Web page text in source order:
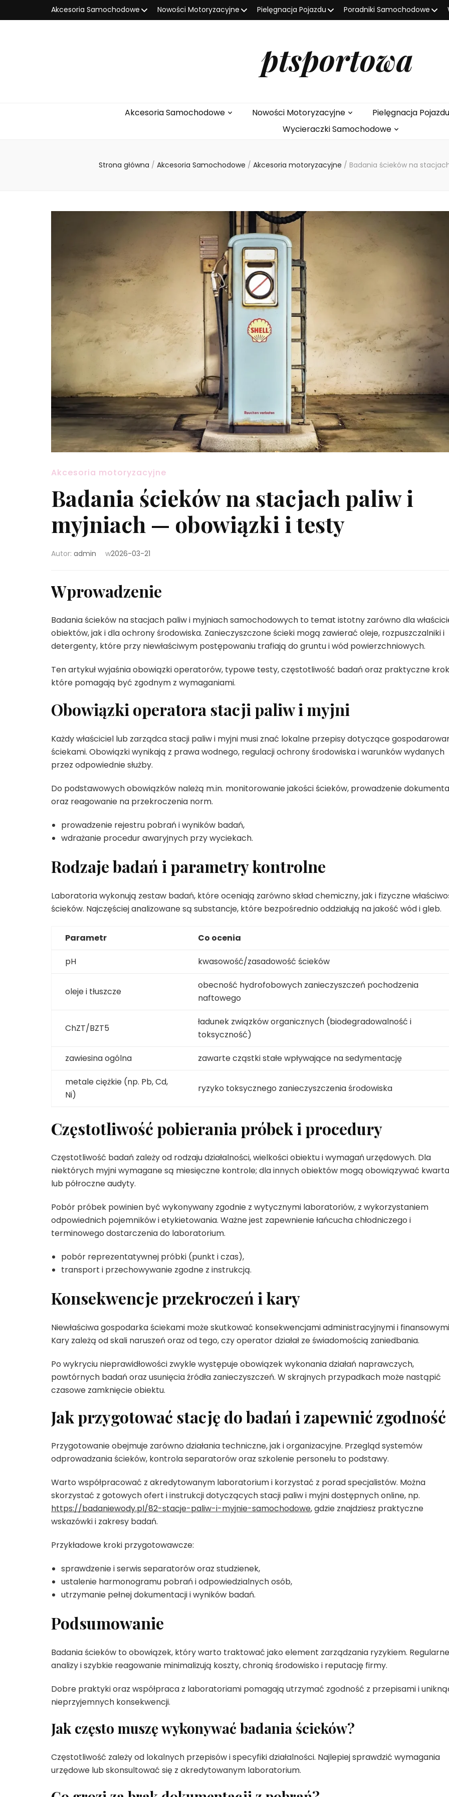
Akcesoria Samochodowe Nowości Motoryzacyjne Pielęgnacja Pojazdu Poradniki Samochodowe
ptsportowa
Akcesoria Samochodowe Nowości Motoryzacyjne
Pielęgnacja Pojazdu
Wycieraczki Samochodowe
Strona główna / Akcesoria Samochodowe / Akcesoria motoryzacyjne / Badania ścieków na
Akcesoria motoryzacyjne
Badania ścieków na stacjach paliw i
myjniach — obowiązki i testy
Autor: admin w2026-03-21
Wprowadzenie
Badania ścieków na stacjach paliw i myjniach samochodowych to temat istotny zarówno dla
obiektów, jak i dla ochrony środowiska. Zanieczyszczone ścieki mogą zawierać oleje, rozpuszczalniki i
detergenty, które przy niewłaściwym postępowaniu trafiają do gruntu i wód powierzchniowych.
Ten artykuł wyjaśnia obowiązki operatorów, typowe testy, częstotliwość badań oraz praktyczne
które pomagają być zgodnym z wymaganiami.
Obowiązki operatora stacji paliw i myjni
Każdy właściciel lub zarządca stacji paliw i myjni musi znać lokalne przepisy dotyczące
ściekami. Obowiązki wynikają z prawa wodnego, regulacji ochrony środowiska i warunków wydanych
przez odpowiednie służby.
Do podstawowych obowiązków należą m.in. monitorowanie jakości ścieków, prowadzenie
oraz reagowanie na przekroczenia norm.
prowadzenie rejestru pobrań i wyników badań,
wdrażanie procedur awaryjnych przy wyciekach.
Rodzaje badań i parametry kontrolne
Laboratoria wykonują zestaw badań, które oceniają zarówno skład chemiczny, jak i fizyczne
ścieków. Najczęściej analizowane są substancje, które bezpośrednio oddziałują na jakość wód i gleb.
Parametr Co ocenia
pH kwasowość/zasadowość ścieków
oleje i tłuszcze
obecność hydrofobowych zanieczyszczeń pochodzenia
naftowego
ChZT/BZT5
ładunek związków organicznych (biodegradowalność i
toksyczność)
zawiesina ogólna zawarte cząstki stałe wpływające na sedymentację
metale ciężkie (np. Pb, Cd,
Ni)
ryzyko toksycznego zanieczyszczenia środowiska
Częstotliwość pobierania próbek i procedury
Częstotliwość badań zależy od rodzaju działalności, wielkości obiektu i wymagań urzędowych. Dla
niektórych myjni wymagane są miesięczne kontrole; dla innych obiektów mogą obowiązywać
lub półroczne audyty.
Pobór próbek powinien być wykonywany zgodnie z wytycznymi laboratoriów, z wykorzystaniem
odpowiednich pojemników i etykietowania. Ważne jest zapewnienie łańcucha chłodniczego i
terminowego dostarczenia do laboratorium.
pobór reprezentatywnej próbki (punkt i czas),
transport i przechowywanie zgodne z instrukcją.
Konsekwencje przekroczeń i kary
Niewłaściwa gospodarka ściekami może skutkować konsekwencjami administracyjnymi i
Kary zależą od skali naruszeń oraz od tego, czy operator działał ze świadomością zaniedbania.
Po wykryciu nieprawidłowości zwykle występuje obowiązek wykonania działań naprawczych,
powtórnych badań oraz usunięcia źródła zanieczyszczeń. W skrajnych przypadkach może nastąpić
czasowe zamknięcie obiektu.
Jak przygotować stację do badań i zapewnić zgodność
Przygotowanie obejmuje zarówno działania techniczne, jak i organizacyjne. Przegląd systemów
odprowadzania ścieków, kontrola separatorów oraz szkolenie personelu to podstawy.
Warto współpracować z akredytowanym laboratorium i korzystać z porad specjalistów. Można
skorzystać z gotowych ofert i instrukcji dotyczących stacji paliw i myjni dostępnych online, np.
https://badaniewody.pl/82-stacje-paliw-i-myjnie-samochodowe, gdzie znajdziesz praktyczne
wskazówki i zakresy badań.
Przykładowe kroki przygotowawcze:
sprawdzenie i serwis separatorów oraz studzienek,
ustalenie harmonogramu pobrań i odpowiedzialnych osób,
utrzymanie pełnej dokumentacji i wyników badań.
Podsumowanie
Badania ścieków to obowiązek, który warto traktować jako element zarządzania ryzykiem. Regularne
analizy i szybkie reagowanie minimalizują koszty, chronią środowisko i reputację firmy.
Dobre praktyki oraz współpraca z laboratoriami pomagają utrzymać zgodność z przepisami i
nieprzyjemnych konsekwencji.
Jak często muszę wykonywać badania ścieków?
Częstotliwość zależy od lokalnych przepisów i specyfiki działalności. Najlepiej sprawdzić wymagania
urzędowe lub skonsultować się z akredytowanym laboratorium.